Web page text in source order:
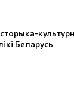
Беларусь